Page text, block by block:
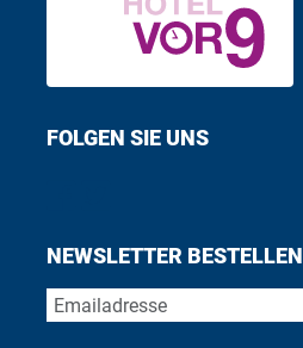
FOLGEN SIE UNS
NEWSLETTER BESTELLEN